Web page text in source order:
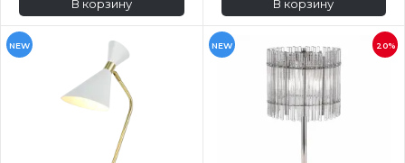
В корзину В корзину
NEW NEW 20%